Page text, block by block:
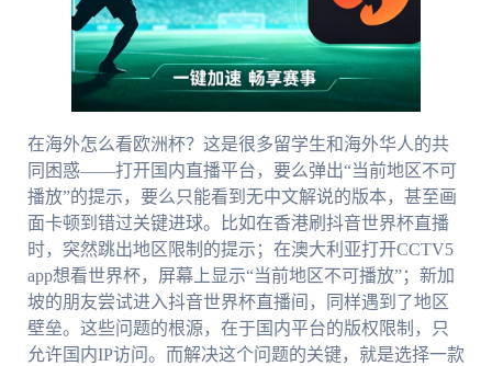
在海外怎么看欧洲杯？这是很多留学生和海外华人的共
同困惑——打开国内直播平台，要么弹出“当前地区不可
播放”的提示，要么只能看到无中文解说的版本，甚至画
面卡顿到错过关键进球。比如在香港刷抖音世界杯直播
时，突然跳出地区限制的提示；在澳大利亚打开CCTV5
app想看世界杯，屏幕上显示“当前地区不可播放”；新加
坡的朋友尝试进入抖音世界杯直播间，同样遇到了地区
壁垒。这些问题的根源，在于国内平台的版权限制，只
允许国内IP访问。而解决这个问题的关键，就是选择一款